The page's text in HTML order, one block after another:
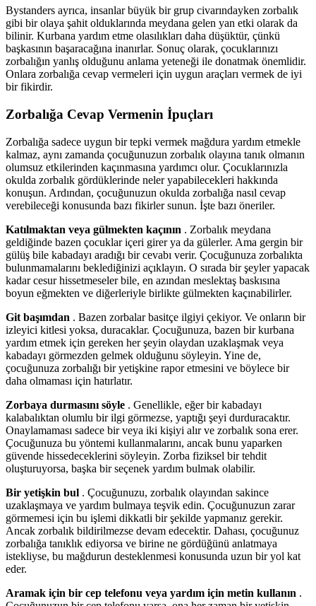
Bystanders ayrıca, insanlar büyük bir grup civarındayken zorbalık
gibi bir olaya şahit olduklarında meydana gelen yan etki olarak da
bilinir. Kurbana yardım etme olasılıkları daha düşüktür, çünkü
başkasının başaracağına inanırlar. Sonuç olarak, çocuklarınızı
zorbalığın yanlış olduğunu anlama yeteneği ile donatmak önemlidir.
Onlara zorbalığa cevap vermeleri için uygun araçları vermek de iyi
bir fikirdir.
Zorbalığa Cevap Vermenin İpuçları
Zorbalığa sadece uygun bir tepki vermek mağdura yardım etmekle
kalmaz, aynı zamanda çocuğunuzun zorbalık olayına tanık olmanın
olumsuz etkilerinden kaçınmasına yardımcı olur. Çocuklarınızla
okulda zorbalık gördüklerinde neler yapabilecekleri hakkında
konuşun. Ardından, çocuğunuzun okulda zorbalığa nasıl cevap
verebileceği konusunda bazı fikirler sunun. İşte bazı öneriler.
Katılmaktan veya gülmekten kaçının . Zorbalık meydana
geldiğinde bazen çocuklar içeri girer ya da gülerler. Ama gergin bir
gülüş bile kabadayı aradığı bir cevabı verir. Çocuğunuza zorbalıkta
bulunmamalarını beklediğinizi açıklayın. O sırada bir şeyler yapacak
kadar cesur hissetmeseler bile, en azından meslektaş baskısına
boyun eğmekten ve diğerleriyle birlikte gülmekten kaçınabilirler.
Git başımdan . Bazen zorbalar basitçe ilgiyi çekiyor. Ve onların bir
izleyici kitlesi yoksa, duracaklar. Çocuğunuza, bazen bir kurbana
yardım etmek için gereken her şeyin olaydan uzaklaşmak veya
kabadayı görmezden gelmek olduğunu söyleyin. Yine de,
çocuğunuza zorbalığı bir yetişkine rapor etmesini ve böylece bir
daha olmaması için hatırlatır.
Zorbaya durmasını söyle . Genellikle, eğer bir kabadayı
kalabalıktan olumlu bir ilgi görmezse, yaptığı şeyi durduracaktır.
Onaylamaması sadece bir veya iki kişiyi alır ve zorbalık sona erer.
Çocuğunuza bu yöntemi kullanmalarını, ancak bunu yaparken
güvende hissedeceklerini söyleyin. Zorba fiziksel bir tehdit
oluşturuyorsa, başka bir seçenek yardım bulmak olabilir.
Bir yetişkin bul . Çocuğunuzu, zorbalık olayından sakince
uzaklaşmaya ve yardım bulmaya teşvik edin. Çocuğunuzun zarar
görmemesi için bu işlemi dikkatli bir şekilde yapmanız gerekir.
Ancak zorbalık bildirilmezse devam edecektir. Dahası, çocuğunuz
zorbalığa tanıklık ediyorsa ve birine ne gördüğünü anlatmaya
istekliyse, bu mağdurun desteklenmesi konusunda uzun bir yol kat
eder.
Aramak için bir cep telefonu veya yardım için metin kullanın .